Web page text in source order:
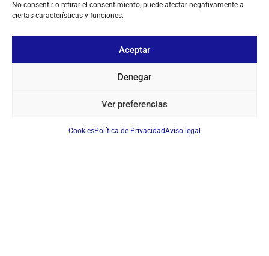
No consentir o retirar el consentimiento, puede afectar negativamente a
ciertas características y funciones.
Aceptar
Denegar
Ver preferencias
CookiesPolítica de PrivacidadAviso legal